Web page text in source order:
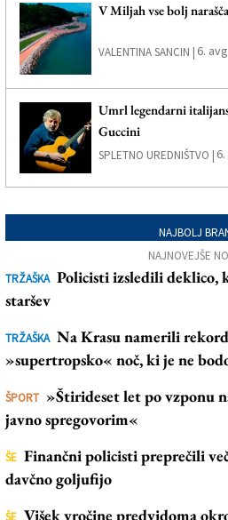
V Miljah vse bolj
VALENTINA SANCIN | 6.
Umrl legendarni
Guccini
SPLETNO UREDNIŠTVO |
NAJBOLJ
NAJNOVEJŠE
TRŽAŠKA Policisti izsledili deklico,
staršev
TRŽAŠKA Na Krasu namerili
»supertropsko« noč, ki je ne
ŠPORT »Štirideset let po vzponu
javno spregovorim«
ŠE Finančni policisti preprečili
davčno goljufijo
Višek vročine predvidoma